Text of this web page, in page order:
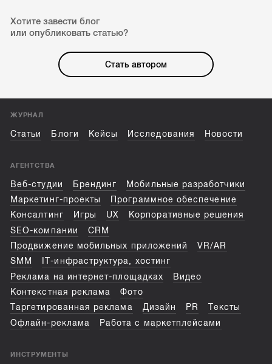
Хотите завести блог
или опубликовать статью?
Стать автором
ЖУРНАЛ
Статьи Блоги Кейсы Исследования Новости
АГЕНТСТВА
Веб-студии Брендинг
Мобильные разработчики
Маркетинг-проекты
Программное обеспечение
Консалтинг
Игры UX
Корпоративные решения
SEO-компании
CRM
Продвижение мобильных приложений
VR/AR
SMM
IT-инфраструктура, хостинг
Реклама на интернет-площадках
Видео
Контекстная реклама
Фото
Таргетированная реклама
Дизайн PR
Тексты
Офлайн-реклама
Работа с маркетплейсами
ИНСТРУМЕНТЫ